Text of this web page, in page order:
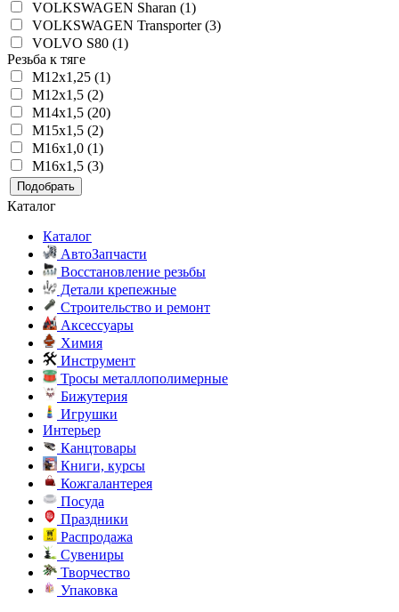
VOLKSWAGEN Sharan (1)
VOLKSWAGEN Transporter (3)
VOLVO S80 (1)
Резьба к тяге
M12x1,25 (1)
M12x1,5 (2)
M14x1,5 (20)
M15x1,5 (2)
M16x1,0 (1)
M16x1,5 (3)
Подобрать
Каталог
Каталог
АвтоЗапчасти
Восстановление резьбы
Детали крепежные
Строительство и ремонт
Аксессуары
Химия
Инструмент
Тросы металлополимерные
Бижутерия
Игрушки
Интерьер
Канцтовары
Книги, курсы
Кожгалантерея
Посуда
Праздники
Распродажа
Сувениры
Творчество
Упаковка